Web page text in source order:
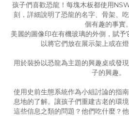
孩子們喜歡恐龍！每塊木板都使用
刻，詳細說明了恐龍的名字、骨架、
個有趣的事實。
美麗的圖像印在有機玻璃的外側，賦
以將它們放在展示架上或在燈
用於裝扮以恐龍為主題的興趣桌或發
子的興趣。
使用史前生態系統作為小組討論的指
息地的了解。讓孩子們重建古老的環
這些信息之類的問題？他們吃什麼？